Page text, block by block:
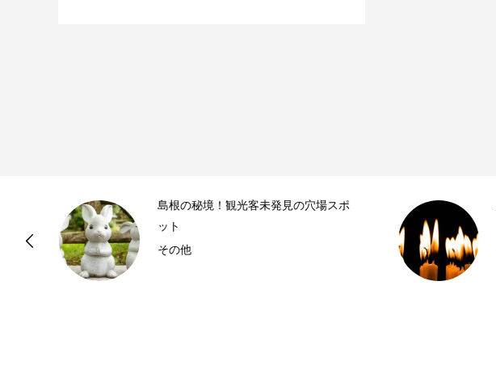
島根の秘境！観光客未発見の穴場スポ
ット
その他